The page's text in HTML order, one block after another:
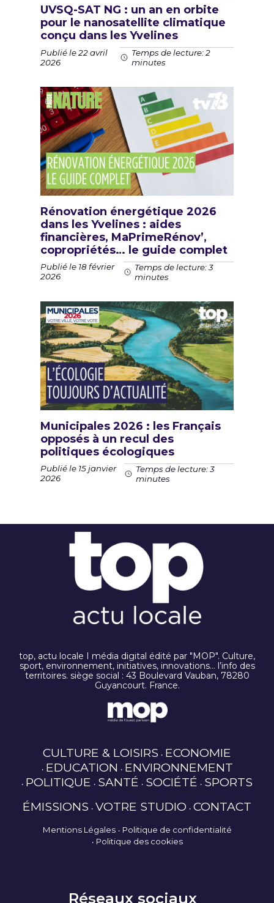
UVSQ-SAT NG : un an en orbite
pour le nanosatellite climatique
conçu dans les Yvelines
Publié le 22 avril
2026
Temps de lecture: 2
minutes
Rénovation énergétique 2026
dans les Yvelines : aides
financières, MaPrimeRénov’,
copropriétés… le guide complet
Publié le 18 février
2026
Temps de lecture: 3
minutes
Municipales 2026 : les Français
opposés à un recul des
politiques écologiques
Publié le 15 janvier
2026
Temps de lecture: 3
minutes
top, actu locale I média digital édité par "MOP". Culture,
sport, environnement, initiatives, innovations… l’info des
territoires. siège social : 43 Boulevard Vauban, 78280
Guyancourt. France.
CULTURE & LOISIRS ECONOMIE
EDUCATION ENVIRONNEMENT
POLITIQUE SANTÉ SOCIÉTÉ SPORTS
ÉMISSIONS VOTRE STUDIO CONTACT
Mentions Légales
Politique de confidentialité
Politique des cookies
Réseaux sociaux